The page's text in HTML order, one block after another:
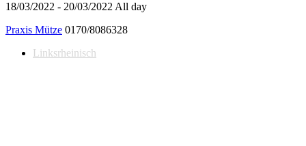
18/03/2022 - 20/03/2022 All day
Praxis Mütze 0170/8086328
Linksrheinisch